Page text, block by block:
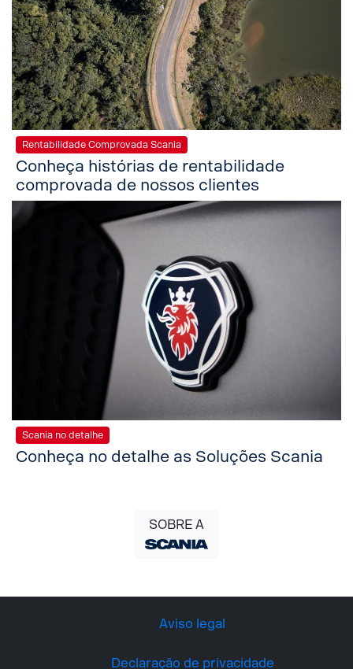
Rentabilidade Comprovada Scania
Conheça histórias de rentabilidade
comprovada de nossos clientes
Scania no detalhe
Conheça no detalhe as Soluções Scania
SOBRE A
Aviso legal
Declaração de privacidade